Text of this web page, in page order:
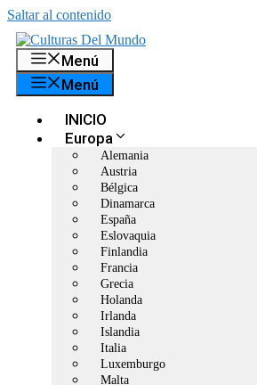
Saltar al contenido
Menú
Menú
INICIO
Europa
Alemania
Austria
Bélgica
Dinamarca
España
Eslovaquia
Finlandia
Francia
Grecia
Holanda
Irlanda
Islandia
Italia
Luxemburgo
Malta